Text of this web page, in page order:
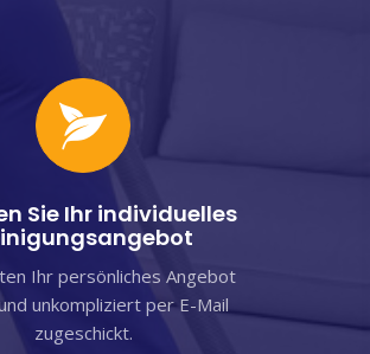
Sie Ihr individuelles
Ihr persönliches Angebot
unkompliziert per E-Mail
zugeschickt.